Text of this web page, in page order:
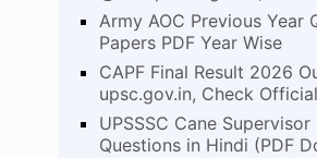
Army AOC Previous Year
Papers PDF Year Wise
CAPF Final Result 2026
upsc.gov.in, Check
UPSSSC Cane Supervisor
Questions in Hindi (PDF